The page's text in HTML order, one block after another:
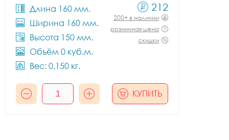
Длина 160 мм.
Ширина 160 мм.
Высота 150 мм.
Объём 0 куб.м.
Вес: 0.150 кг.
212
200+ в наличии
розничная цена
скидки
КУПИТЬ